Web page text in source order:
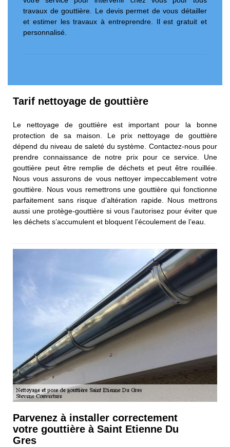
travaux de gouttière. Le devis permet de vous détailler
et estimer les travaux à entreprendre. Il est gratuit et
personnalisé.
Tarif nettoyage de gouttière
Le nettoyage de gouttière est important pour la bonne
protection de sa maison. Le prix nettoyage de gouttière
dépend du niveau de saleté du système. Contactez-nous pour
prendre connaissance de notre prix pour ce service. Une
gouttière peut être remplie de déchets et peut être rouillée.
Nous vous assurons de vous nettoyer impeccablement votre
gouttière. Nous vous remettrons une gouttière qui fonctionne
parfaitement sans risque d’altération rapide. Nous mettrons
aussi une protège-gouttière si vous l’autorisez pour éviter que
les déchets s’accumulent et bloquent l’écoulement de l’eau.
Parvenez à installer correctement
votre gouttière à Saint Etienne Du
Gres